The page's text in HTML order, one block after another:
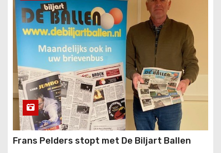
Frans Pelders stopt met De Biljart Ballen